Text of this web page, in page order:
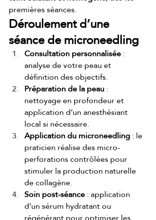
premières séances.
Déroulement d’une
séance de microneedling
Consultation personnalisée :
analyse de votre peau et
définition des objectifs.
Préparation de la peau :
nettoyage en profondeur et
application d’un anesthésiant
local si nécessaire.
Application du microneedling : le
praticien réalise des micro-
perforations contrôlées pour
stimuler la production naturelle
de collagène.
Soin post-séance : application
d’un sérum hydratant ou